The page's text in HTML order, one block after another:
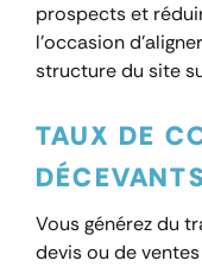
prospects et
l’occasion
structure du site
TAUX DE
DÉCEVANTS
Vous générez du
devis ou de